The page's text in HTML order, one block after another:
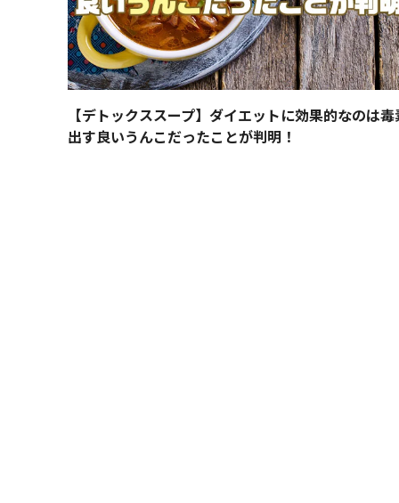
【デトックススープ】ダイエットに効果的なのは
出す良いうんこだったことが判明！